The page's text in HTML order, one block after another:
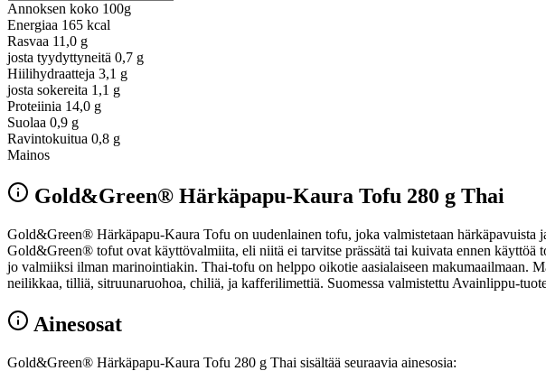
Annoksen koko 100g
Energiaa 165 kcal
Rasvaa 11,0 g
josta tyydyttyneitä 0,7 g
Hiilihydraatteja 3,1 g
josta sokereita 1,1 g
Proteiinia 14,0 g
Suolaa 0,9 g
Ravintokuitua 0,8 g
Mainos
Gold&Green® Härkäpapu-Kaura Tofu 280 g Thai
Gold&Green® Härkäpapu-Kaura Tofu on uudenlainen tofu, joka valmistetaan härkäpavuista
Gold&Green® tofut ovat käyttövalmiita, eli niitä ei tarvitse prässätä tai kuivata ennen
jo valmiiksi ilman marinointiakin. Thai-tofu on helppo oikotie aasialaiseen makumaailmaan.
neilikkaa, tilliä, sitruunaruohoa, chiliä, ja kafferilimettiä. Suomessa valmistettu Avainlippu-
Ainesosat
Gold&Green® Härkäpapu-Kaura Tofu 280 g Thai sisältää seuraavia ainesosia: